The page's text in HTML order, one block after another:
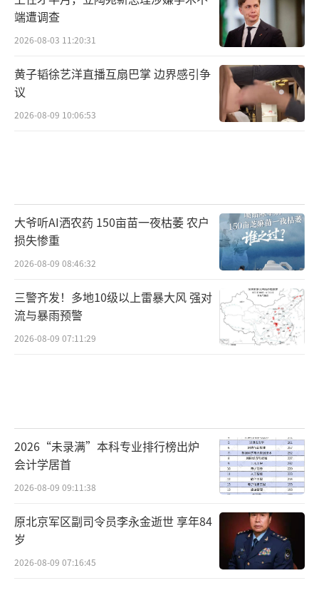
端遭调查
2026-08-03 11:20:31
黄子韬徐艺洋直播互扇巴掌 边界感引争
议
2026-08-09 10:06:53
大爷听AI洒农药 150亩苗一夜枯萎 农户
损失惨重
2026-08-09 08:46:32
三警齐发！多地10级以上雷暴大风 强对
流与暴雨预警
2026-08-09 07:11:29
2026“未录满”本科专业排行榜出炉
会计学居首
2026-08-09 09:11:38
原北京军区副司令员李永金逝世 享年84
岁
2026-08-09 07:16:45